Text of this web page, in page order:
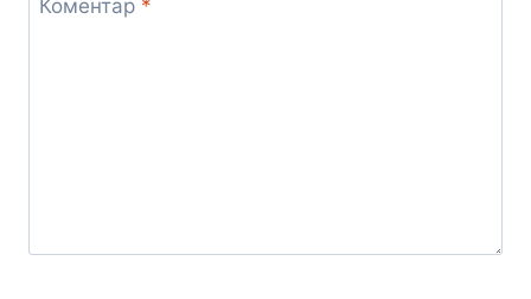
Коментар *